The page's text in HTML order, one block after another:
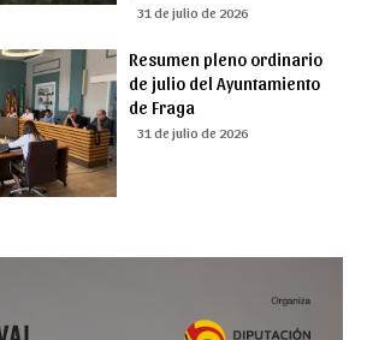
31 de julio de 2026
Resumen pleno ordinario
de julio del Ayuntamiento
de Fraga
31 de julio de 2026